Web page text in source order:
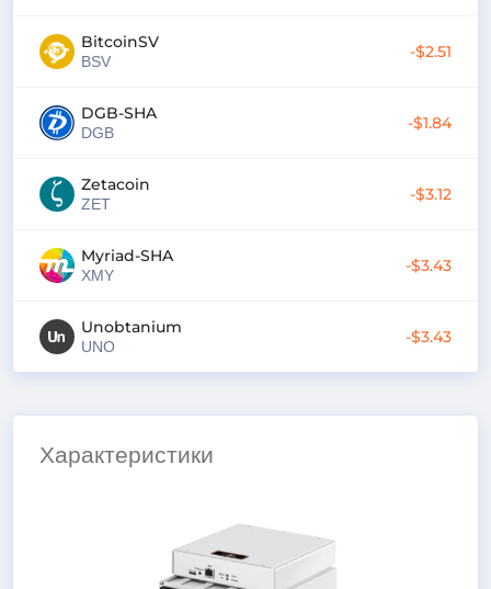
BitcoinSV
BSV -$2.51
DGB-SHA
DGB -$1.84
Zetacoin
ZET -$3.12
Myriad-SHA
XMY -$3.43
Unobtanium
UNO -$3.43
Характеристики